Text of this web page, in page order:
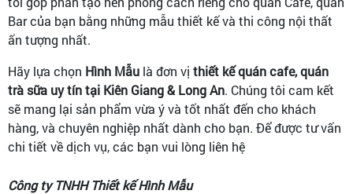
Bar của bạn bằng những mẫu thiết kế và thi công nội thất
ấn tượng nhất.
Hãy lựa chọn Hình Mẫu là đơn vị thiết kế quán cafe, quán
trà sữa uy tín tại Kiên Giang & Long An. Chúng tôi cam kết
sẽ mang lại sản phẩm vừa ý và tốt nhất đến cho khách
hàng, và chuyên nghiệp nhất dành cho bạn. Để được tư vấn
chi tiết về dịch vụ, các bạn vui lòng liên hệ
Công ty TNHH Thiết kế Hình Mẫu